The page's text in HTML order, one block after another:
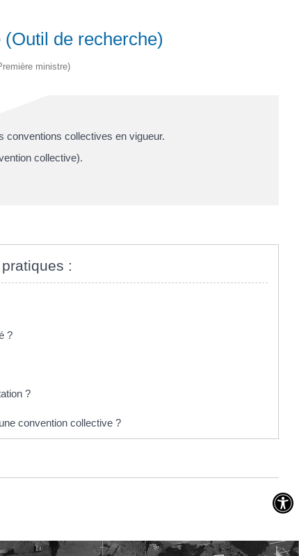
de recherche)
ministre)
conventions collectives en vigueur.
collective).
:
?
?
convention collective ?